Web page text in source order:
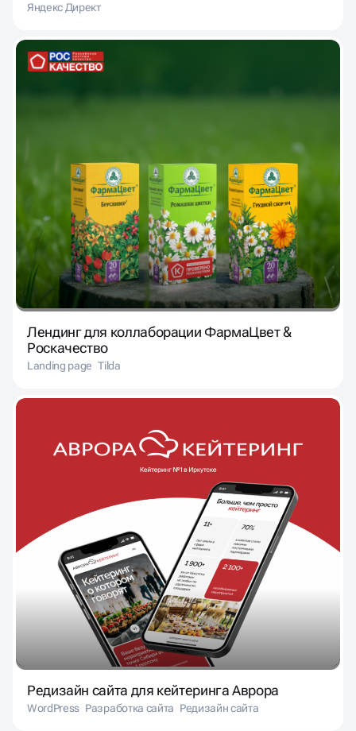
Яндекс Директ
Лендинг для коллаборации ФармаЦвет &
Роскачество
Landing page Tilda
Редизайн сайта для кейтеринга Аврора
WordPress Разработка сайта Редизайн сайта